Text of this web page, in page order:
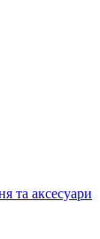
та аксесуари